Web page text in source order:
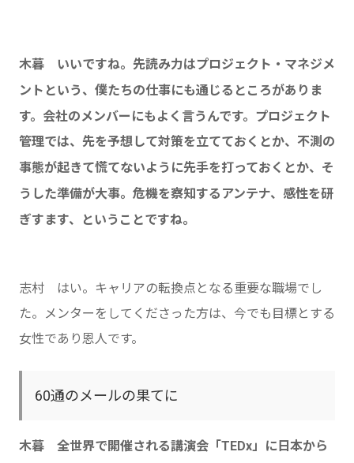
木暮 いいですね。先読み力はプロジェクト・マネジメ
ントという、僕たちの仕事にも通じるところがありま
す。会社のメンバーにもよく言うんです。プロジェクト
管理では、先を予想して対策を立てておくとか、不測の
事態が起きて慌てないように先手を打っておくとか、そ
うした準備が大事。危機を察知するアンテナ、感性を研
ぎすます、ということですね。
志村 はい。キャリアの転換点となる重要な職場でし
た。メンターをしてくださった方は、今でも目標とする
女性であり恩人です。
60通のメールの果てに
木暮 全世界で開催される講演会「TEDx」に日本から